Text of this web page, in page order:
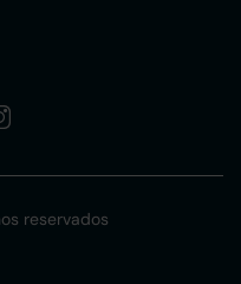
reservados